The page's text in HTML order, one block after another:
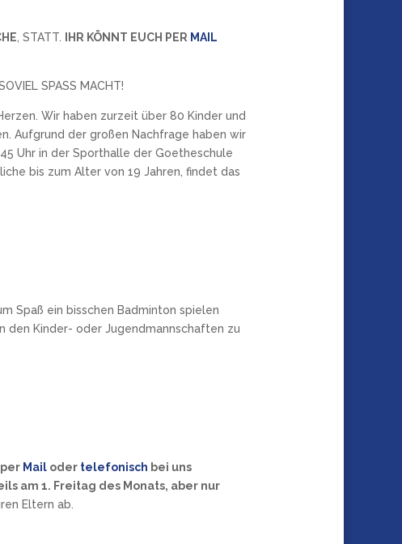
, STATT. IHR KÖNNT EUCH PER MAIL
SPASS MACHT!
Wir haben zurzeit über 80 Kinder und
Aufgrund der großen Nachfrage haben wir
Uhr in der Sporthalle der Goetheschule
bis zum Alter von 19 Jahren, findet das
Spaß ein bisschen Badminton spielen
den Kinder- oder Jugendmannschaften zu
Mail oder telefonisch bei uns
am 1. Freitag des Monats, aber nur
Eltern ab.